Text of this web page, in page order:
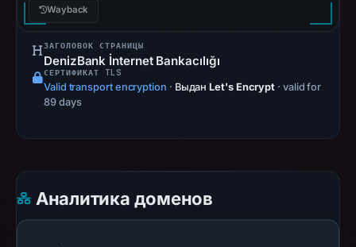
a
score
out
security
vendors,
Wayback
ЗАГОЛОВОК СТРАНИЦЫ
DenizBank İnternet Bankacılığı
СЕРТИФИКАТ TLS
Valid transport encryption · ВыданLet's Encrypt · valid for
89 days
Аналитика доменов